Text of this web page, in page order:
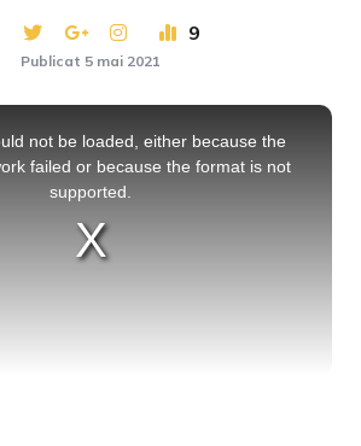
9
Publicat 5 mai 2021
not be loaded, either because the
failed or because the format is not
supported.